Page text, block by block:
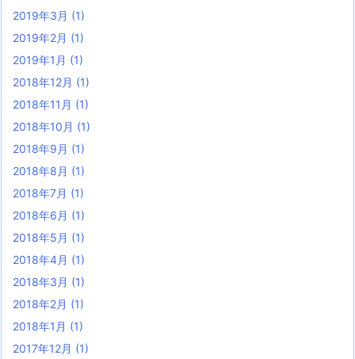
2019年3月 (1)
2019年2月 (1)
2019年1月 (1)
2018年12月 (1)
2018年11月 (1)
2018年10月 (1)
2018年9月 (1)
2018年8月 (1)
2018年7月 (1)
2018年6月 (1)
2018年5月 (1)
2018年4月 (1)
2018年3月 (1)
2018年2月 (1)
2018年1月 (1)
2017年12月 (1)